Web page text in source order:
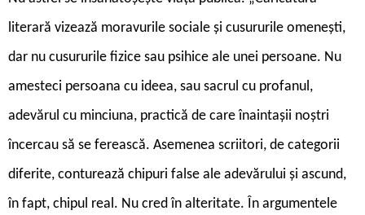
literară vizează mo­ra­vurile sociale și cusu­rurile omenești,
dar nu cusururile fizice sau psihice ale unei persoane. Nu
amesteci persoana cu ideea, sau sacrul cu profanul,
adevărul cu minciuna, practică de care înaintașii noștri
încercau să se ferească. Asemenea scriitori, de categorii
diferite, conturează chipuri false ale adevărului și ascund,
în fapt, chipul real. Nu cred în alteritate. În argumentele